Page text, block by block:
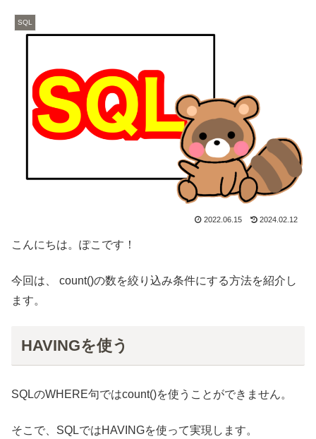
SQL
2022.06.15 2024.02.12
こんにちは。ぽこです！
今回は、 count()の数を絞り込み条件にする方法を紹介し
ます。
HAVINGを使う
SQLのWHERE句ではcount()を使うことができません。
そこで、SQLではHAVINGを使って実現します。